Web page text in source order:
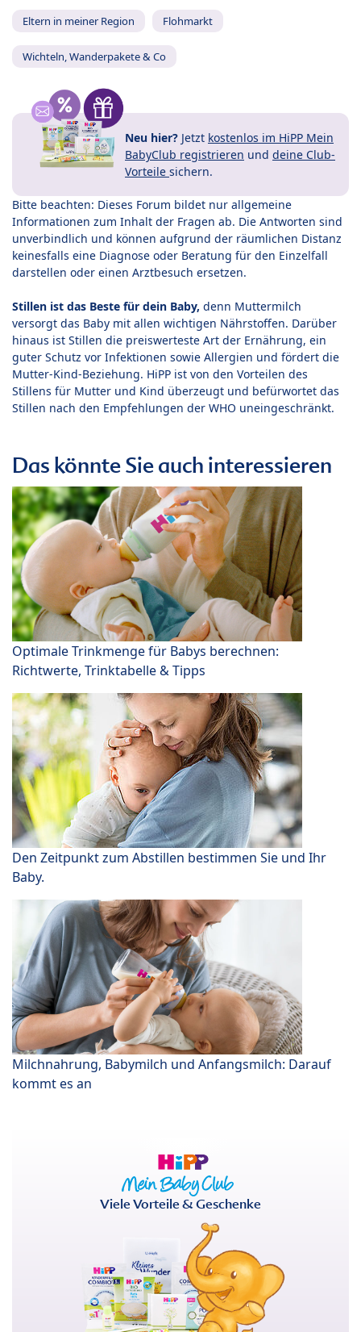
Eltern in meiner Region Flohmarkt
Wichteln, Wanderpakete & Co
Neu hier? Jetzt kostenlos im HiPP Mein
BabyClub registrieren und deine Club-
Vorteile sichern.
Bitte beachten: Dieses Forum bildet nur allgemeine
Informationen zum Inhalt der Fragen ab. Die Antworten sind
unverbindlich und können aufgrund der räumlichen Distanz
keinesfalls eine Diagnose oder Beratung für den Einzelfall
darstellen oder einen Arztbesuch ersetzen.
Stillen ist das Beste für dein Baby, denn Muttermilch
versorgt das Baby mit allen wichtigen Nährstoffen. Darüber
hinaus ist Stillen die preiswerteste Art der Ernährung, ein
guter Schutz vor Infektionen sowie Allergien und fördert die
Mutter-Kind-Beziehung. HiPP ist von den Vorteilen des
Stillens für Mutter und Kind überzeugt und befürwortet das
Stillen nach den Empfehlungen der WHO uneingeschränkt.
Das könnte Sie auch interessieren
Optimale Trinkmenge für Babys berechnen:
Richtwerte, Trinktabelle & Tipps
Den Zeitpunkt zum Abstillen bestimmen Sie und Ihr
Baby.
Milchnahrung, Babymilch und Anfangsmilch: Darauf
kommt es an
Viele Vorteile & Geschenke